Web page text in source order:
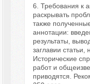
6. Требования к
раскрывать
также
аннотации:
результаты,
заглавии статьи,
Исторические
работ и
приводятся.